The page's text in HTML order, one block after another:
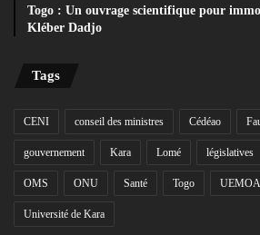
Togo : Un ouvrage scientifique pour
Kléber Dadjo
Tags
CENI conseil des ministres Cédéao
gouvernement Kara Lomé législatives
OMS ONU Santé Togo UEMOA
Université de Kara